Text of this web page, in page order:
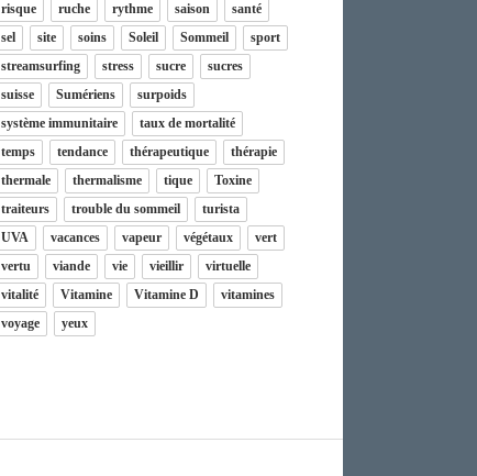
risque
ruche rythme saison
santé
sel
site soins Soleil Sommeil
sport
streamsurfing
stress sucre
sucres
suisse
Sumériens
surpoids
système immunitaire
taux de mortalité
temps
tendance thérapeutique
thérapie
thermale
thermalisme tique
Toxine
traiteurs
trouble du sommeil
turista
UVA
vacances vapeur végétaux
vert
vertu
viande vie vieillir
virtuelle
vitalité
Vitamine Vitamine D
vitamines
voyage
yeux